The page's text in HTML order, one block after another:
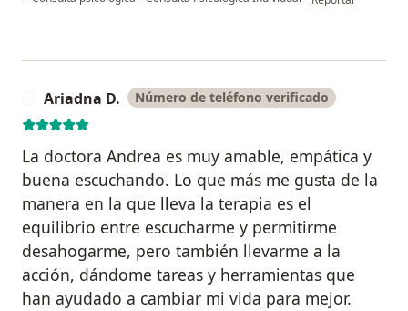
Ariadna D. Número de teléfono verificado
La doctora Andrea es muy amable, empática y
buena escuchando. Lo que más me gusta de la
manera en la que lleva la terapia es el
equilibrio entre escucharme y permitirme
desahogarme, pero también llevarme a la
acción, dándome tareas y herramientas que
han ayudado a cambiar mi vida para mejor.